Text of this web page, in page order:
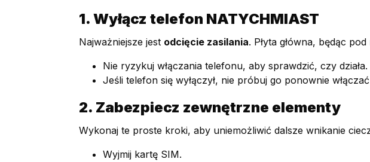
1. Wyłącz telefon NATYCHMIAST
Najważniejsze jest odcięcie zasilania. Płyta główna, będąc
Nie ryzykuj włączania telefonu, aby sprawdzić, czy działa.
Jeśli telefon się wyłączył, nie próbuj go ponownie
2. Zabezpiecz zewnętrzne elementy
Wykonaj te proste kroki, aby uniemożliwić dalsze wnikanie
Wyjmij kartę SIM.